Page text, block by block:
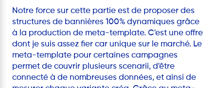
Notre force sur cette partie est de proposer des
structures de bannières 100% dynamiques grâce
à la production de meta-template. C'est une offre
dont je suis assez fier car unique sur le marché. Le
meta-template pour certaines campagnes
permet de couvrir plusieurs scenarii, d'être
connecté à de nombreuses données, et ainsi de